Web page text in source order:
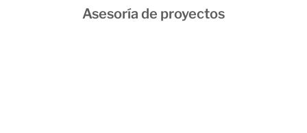
Asesoría de proyectos